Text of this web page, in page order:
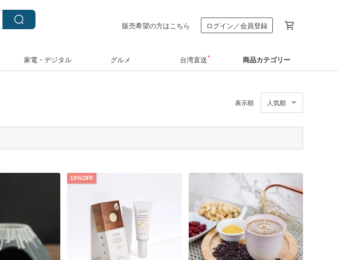
販売希望の方はこちら ログイン／会員登録
家電・デジタル グルメ 台湾直送 商品カテゴリー
表示順 人気順
10%OFF